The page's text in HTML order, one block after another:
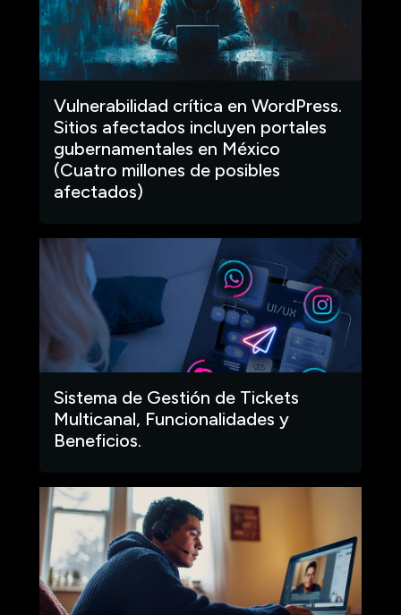
Vulnerabilidad crítica en WordPress.
Sitios afectados incluyen portales
gubernamentales en México
(Cuatro millones de posibles
afectados)
Sistema de Gestión de Tickets
Multicanal, Funcionalidades y
Beneficios.